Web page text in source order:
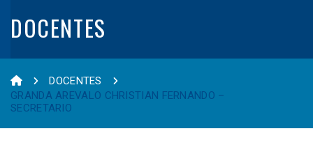
DOCENTES
DOCENTES
GRANDA AREVALO CHRISTIAN FERNANDO –
SECRETARIO